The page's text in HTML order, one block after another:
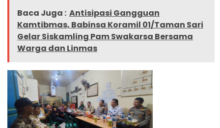
Baca Juga : Antisipasi Gangguan
Kamtibmas, Babinsa Koramil 01/Taman Sari
Gelar Siskamling Pam Swakarsa Bersama
Warga dan Linmas